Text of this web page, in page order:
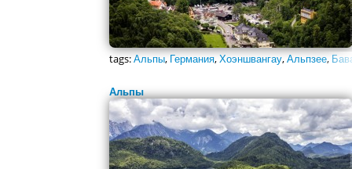
tags:Альпы, Германия,Хоэншвангау,Альпзее,
Альпы